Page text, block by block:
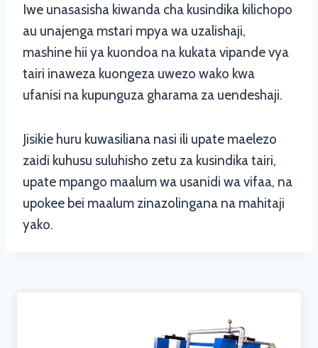
Iwe unasasisha kiwanda cha kusindika kilichopo
au unajenga mstari mpya wa uzalishaji,
mashine hii ya kuondoa na kukata vipande vya
tairi inaweza kuongeza uwezo wako kwa
ufanisi na kupunguza gharama za uendeshaji.
Jisikie huru kuwasiliana nasi ili upate maelezo
zaidi kuhusu suluhisho zetu za kusindika tairi,
upate mpango maalum wa usanidi wa vifaa, na
upokee bei maalum zinazolingana na mahitaji
yako.